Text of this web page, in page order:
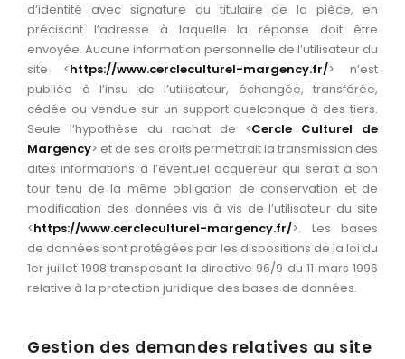
d’identité avec signature du titulaire de la pièce, en
précisant l’adresse à laquelle la réponse doit être
envoyée. Aucune information personnelle de l’utilisateur du
site <https://www.cercleculturel-margency.fr/> n’est
publiée à l’insu de l’utilisateur, échangée, transférée,
cédée ou vendue sur un support quelconque à des tiers.
Seule l’hypothèse du rachat de <Cercle Culturel de
Margency> et de ses droits permettrait la transmission des
dites informations à l’éventuel acquéreur qui serait à son
tour tenu de la même obligation de conservation et de
modification des données vis à vis de l’utilisateur du site
<https://www.cercleculturel-margency.fr/>. Les bases
de données sont protégées par les dispositions de la loi du
1er juillet 1998 transposant la directive 96/9 du 11 mars 1996
relative à la protection juridique des bases de données.
Gestion des demandes relatives au site